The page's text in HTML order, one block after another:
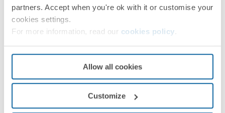
partners. Accept when you're ok with it or customise your
cookies settings.
For more information, read our cookies policy
Allow all cookies
Customize
Interruptor de 2 vías 10A 127V con embornamiento a tornillo
marfil Simon 25 Plus